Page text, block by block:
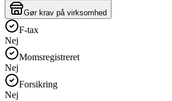
Gør krav på virksomhed
F-tax
Nej
Momsregistreret
Nej
Forsikring
Nej